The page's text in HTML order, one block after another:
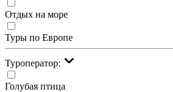
Отдых на море
Туры по Европе
Туроператор:
Голубая птица